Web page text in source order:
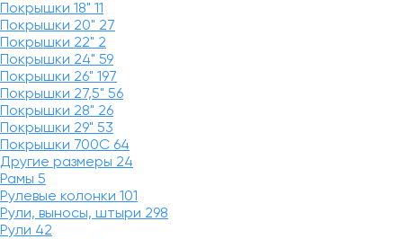
Покрышки 18" 11
Покрышки 20" 27
Покрышки 22" 2
Покрышки 24" 59
Покрышки 26" 197
Покрышки 27,5" 56
Покрышки 28" 26
Покрышки 29" 53
Покрышки 700C 64
Другие размеры 24
Рамы 5
Рулевые колонки 101
Рули, выносы, штыри 298
Рули 42